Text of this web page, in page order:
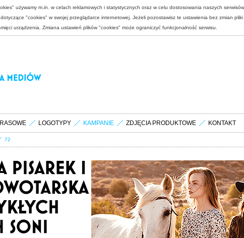
używamy m.in. w celach reklamowych i statystycznych oraz w celu dostosowania naszych
"cookies" w swojej przeglądarce internetowej. Jeżeli pozostawisz te ustawienia bez zmian
urządzenia. Zmiana ustawień plików "cookies" może ograniczyć funkcjonalność serwisu.
LOGOTYPY KAMPANIE ZDJĘCIA PRODUKTOWE KONTAKT
72